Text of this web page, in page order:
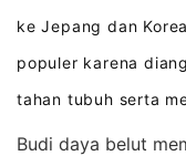
ke Jepang dan Korea
populer karena
tahan tubuh serta
Budi daya belut